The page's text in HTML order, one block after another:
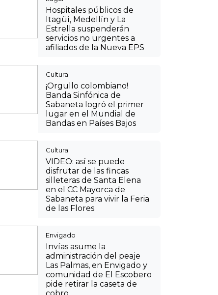
Hospitales públicos de
Itagüí, Medellín y La
Estrella suspenderán
servicios no urgentes a
afiliados de la Nueva EPS
Cultura
¡Orgullo colombiano!
Banda Sinfónica de
Sabaneta logró el primer
lugar en el Mundial de
Bandas en Países Bajos
Cultura
VIDEO: así se puede
disfrutar de las fincas
silleteras de Santa Elena
en el CC Mayorca de
Sabaneta para vivir la Feria
de las Flores
Envigado
Invías asume la
administración del peaje
Las Palmas, en Envigado y
comunidad de El Escobero
pide retirar la caseta de